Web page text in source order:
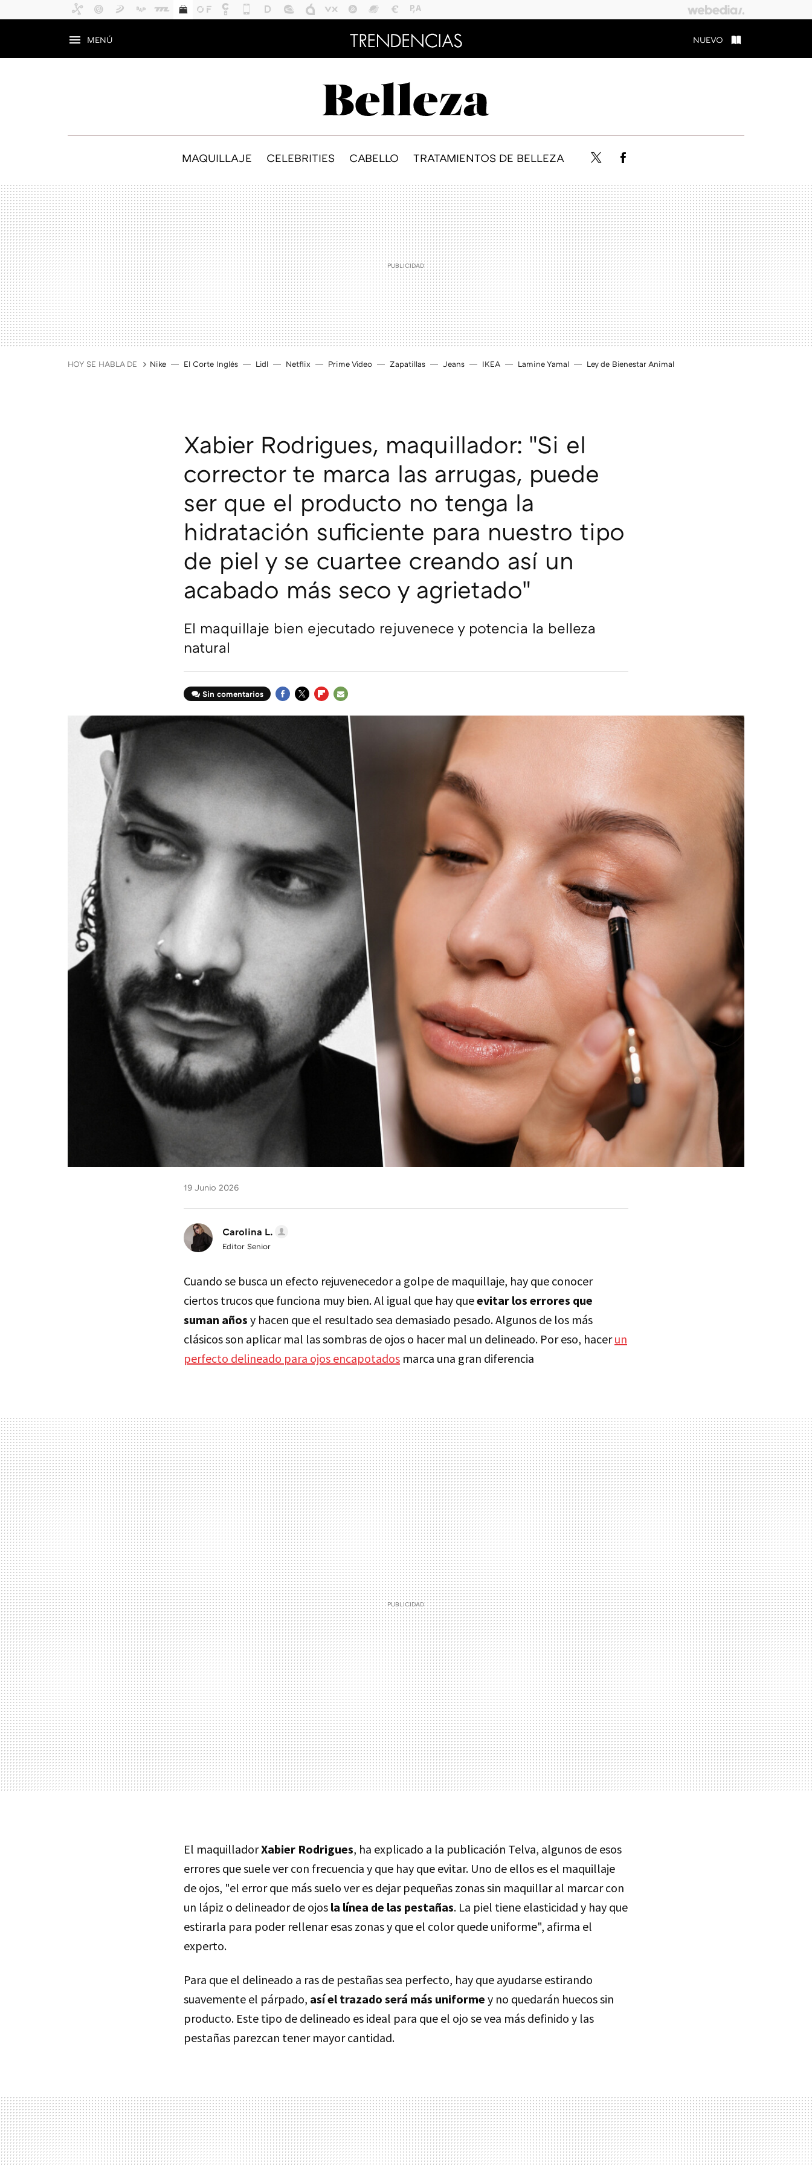
MENÚ NUEVO
MAQUILLAJE CELEBRITIES CABELLO TRATAMIENTOS DE BELLEZA Twitter
HOY SE HABLA DE Nike El Corte Inglés Lidl Netflix Prime Video Zapatillas Jeans IKEA Lamine Yamal Ley de Bienestar Animal
Xabier Rodrigues, maquillador: "Si el
corrector te marca las arrugas, puede
ser que el producto no tenga la
hidratación suficiente para nuestro tipo
de piel y se cuartee creando así un
acabado más seco y agrietado"
El maquillaje bien ejecutado rejuvenece y potencia la belleza
natural
Sin comentarios
MAIL
19 Junio 2026
Carolina L.
Editor Senior
Cuando se busca un efecto rejuvenecedor a golpe de maquillaje, hay que conocer
ciertos trucos que funciona muy bien. Al igual que hay queevitar los errores que
suman años y hacen que el resultado sea demasiado pesado. Algunos de los más
clásicos son aplicar mal las sombras de ojos o hacer mal un delineado. Por eso, hacerun
perfecto delineado para ojos encapotados marca una gran diferencia
El maquilladorXabier Rodrigues, ha explicado a la publicación Telva, algunos de esos
errores que suele ver con frecuencia y que hay que evitar. Uno de ellos es el maquillaje
de ojos, "el error que más suelo ver es dejar pequeñas zonas sin maquillar al marcar con
un lápiz o delineador de ojos la línea de las pestañas. La piel tiene elasticidad y hay que
estirarla para poder rellenar esas zonas y que el color quede uniforme", afirma el
experto.
Para que el delineado a ras de pestañas sea perfecto, hay que ayudarse estirando
suavemente el párpado, así el trazado será más uniforme y no quedarán huecos sin
producto. Este tipo de delineado es ideal para que el ojo se vea más definido y las
pestañas parezcan tener mayor cantidad.